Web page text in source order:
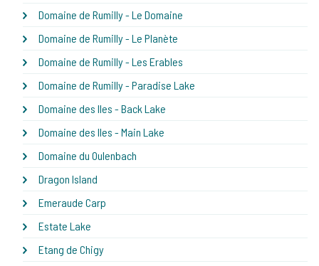
Domaine de Rumilly - Le Domaine
Domaine de Rumilly - Le Planète
Domaine de Rumilly - Les Erables
Domaine de Rumilly - Paradise Lake
Domaine des Iles - Back Lake
Domaine des Iles - Main Lake
Domaine du Oulenbach
Dragon Island
Emeraude Carp
Estate Lake
Etang de Chigy